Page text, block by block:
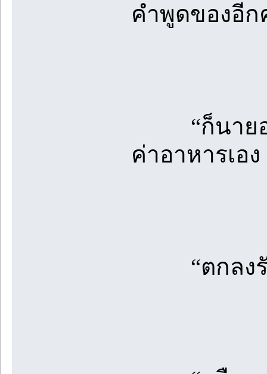
คำพูดของอี
“ก็นายออ
ค่าอาหารเอ
“ตกลงรับ